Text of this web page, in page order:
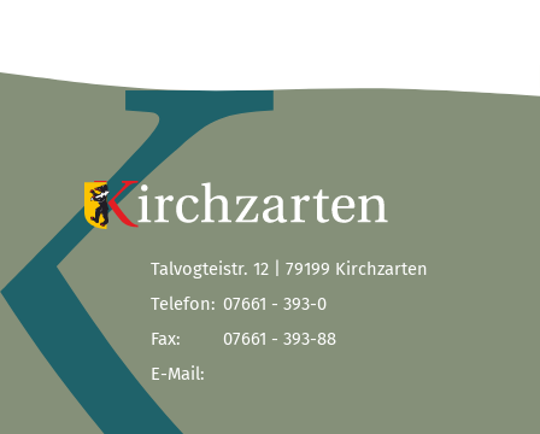
Talvogteistr. 12 | 79199 Kirchzarten
Telefon: 07661 - 393-0
Fax:
07661 - 393-88
E-Mail: